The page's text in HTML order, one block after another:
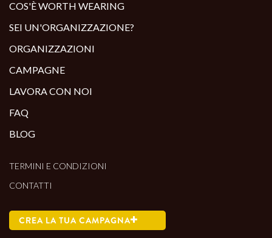
COS'È WORTH WEARING
SEI UN'ORGANIZZAZIONE?
ORGANIZZAZIONI
CAMPAGNE
LAVORA CON NOI
FAQ
BLOG
TERMINI E CONDIZIONI
CONTATTI
CREA LA TUA CAMPAGNA